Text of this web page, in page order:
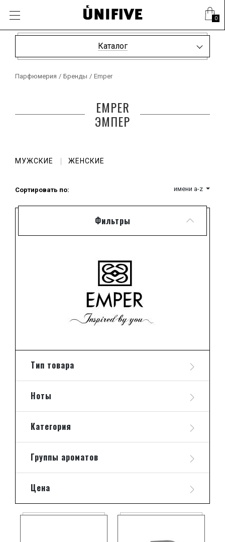
0
Каталог
Парфюмерия / Бренды / Emper
EMPER
ЭМПЕР
МУЖСКИЕ ЖЕНСКИЕ
Фильтры
Тип товара
Ноты
Категория
Группы ароматов
Цена
Сортировать по: имени a-z